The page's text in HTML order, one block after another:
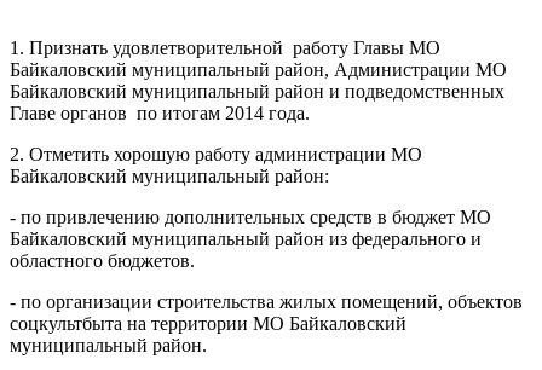
1. Признать удовлетворительной работу Главы МО
Байкаловский муниципальный район, Администрации МО
Байкаловский муниципальный район и подведомственных
Главе органов по итогам 2014 года.
2. Отметить хорошую работу администрации МО
Байкаловский муниципальный район:
- по привлечению дополнительных средств в бюджет МО
Байкаловский муниципальный район из федерального и
областного бюджетов.
- по организации строительства жилых помещений, объектов
соцкультбыта на территории МО Байкаловский
муниципальный район.